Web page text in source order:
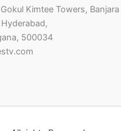
Kimtee Towers, Banjara
500034